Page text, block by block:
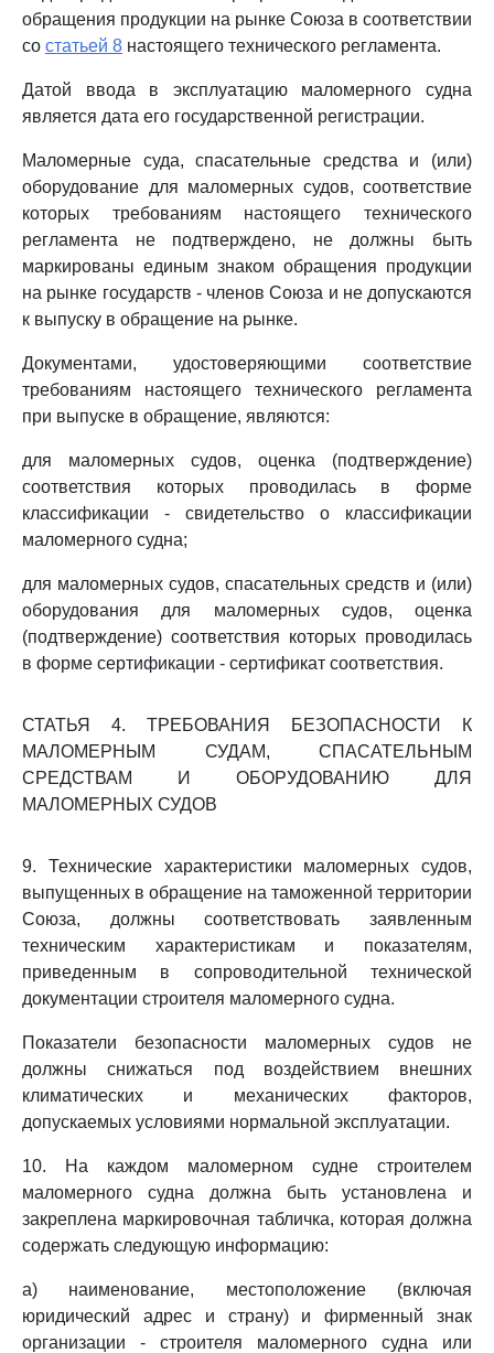
обращения продукции на рынке Союза в соответствии
со статьей 8 настоящего технического регламента.
Датой ввода в эксплуатацию маломерного судна
является дата его государственной регистрации.
Маломерные суда, спасательные средства и (или)
оборудование для маломерных судов, соответствие
которых требованиям настоящего технического
регламента не подтверждено, не должны быть
маркированы единым знаком обращения продукции
на рынке государств - членов Союза и не допускаются
к выпуску в обращение на рынке.
Документами, удостоверяющими соответствие
требованиям настоящего технического регламента
при выпуске в обращение, являются:
для маломерных судов, оценка (подтверждение)
соответствия которых проводилась в форме
классификации - свидетельство о классификации
маломерного судна;
для маломерных судов, спасательных средств и (или)
оборудования для маломерных судов, оценка
(подтверждение) соответствия которых проводилась
в форме сертификации - сертификат соответствия.
СТАТЬЯ 4. ТРЕБОВАНИЯ БЕЗОПАСНОСТИ К
МАЛОМЕРНЫМ СУДАМ, СПАСАТЕЛЬНЫМ
СРЕДСТВАМ И ОБОРУДОВАНИЮ ДЛЯ
МАЛОМЕРНЫХ СУДОВ
9. Технические характеристики маломерных судов,
выпущенных в обращение на таможенной территории
Союза, должны соответствовать заявленным
техническим характеристикам и показателям,
приведенным в сопроводительной технической
документации строителя маломерного судна.
Показатели безопасности маломерных судов не
должны снижаться под воздействием внешних
климатических и механических факторов,
допускаемых условиями нормальной эксплуатации.
10. На каждом маломерном судне строителем
маломерного судна должна быть установлена и
закреплена маркировочная табличка, которая должна
содержать следующую информацию:
а) наименование, местоположение (включая
юридический адрес и страну) и фирменный знак
организации - строителя маломерного судна или